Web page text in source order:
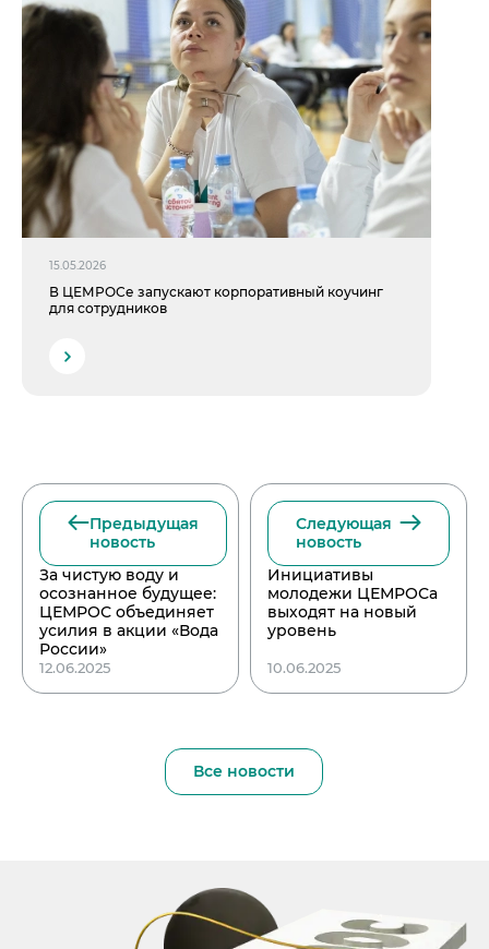
15.05.2026
В ЦЕМРОСе запускают корпоративный коучинг
для сотрудников
Предыдущая
новость
За чистую воду и
осознанное будущее:
ЦЕМРОС объединяет
усилия в акции «Вода
России»
12.06.2025
Следующая
новость
Инициативы
молодежи ЦЕМРОСа
выходят на новый
уровень
10.06.2025
Все новости